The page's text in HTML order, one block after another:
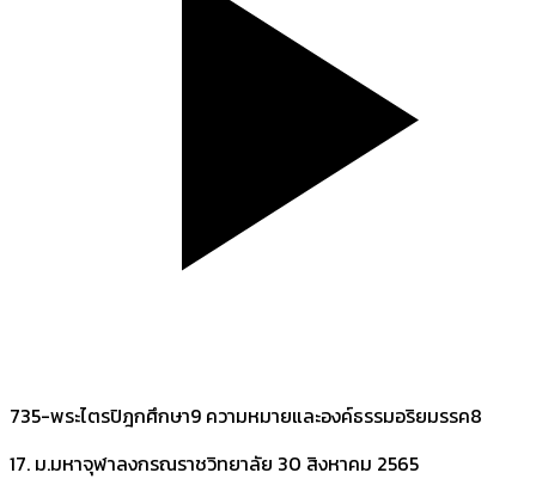
735-พระไตรปิฎกศึกษา9 ความหมายและองค์ธรรมอริยมรรค8
17. ม.มหาจุฬาลงกรณราชวิทยาลัย 30 สิงหาคม 2565